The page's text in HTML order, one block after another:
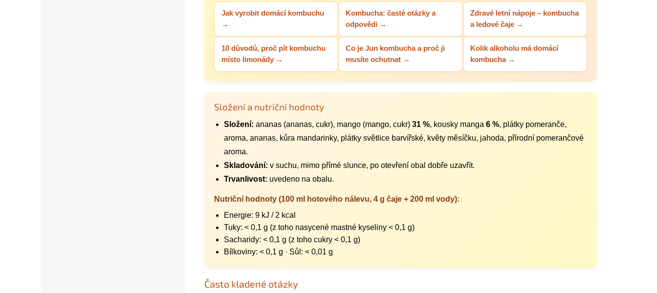
Jak vyrobit domácí kombuchu
→
Kombucha: časté otázky a
odpovědi →
Zdravé letní nápoje – kombucha
a ledové čaje →
10 důvodů, proč pít kombuchu
místo limonády →
Co je Jun kombucha a proč ji
musíte ochutnat →
Kolik alkoholu má domácí
kombucha →
Složení a nutriční hodnoty
Složení: ananas (ananas, cukr), mango (mango, cukr) 31 %, kousky manga 6 %, plátky pomeranče,
aroma, ananas, kůra mandarinky, plátky světlice barvířské, květy měsíčku, jahoda, přírodní pomerančové
aroma.
Skladování: v suchu, mimo přímé slunce, po otevření obal dobře uzavřít.
Trvanlivost: uvedeno na obalu.
Nutriční hodnoty (100 ml hotového nálevu, 4 g čaje + 200 ml vody):
Energie: 9 kJ / 2 kcal
Tuky: < 0,1 g (z toho nasycené mastné kyseliny < 0,1 g)
Sacharidy: < 0,1 g (z toho cukry < 0,1 g)
Bílkoviny: < 0,1 g · Sůl: < 0,01 g
Často kladené otázky